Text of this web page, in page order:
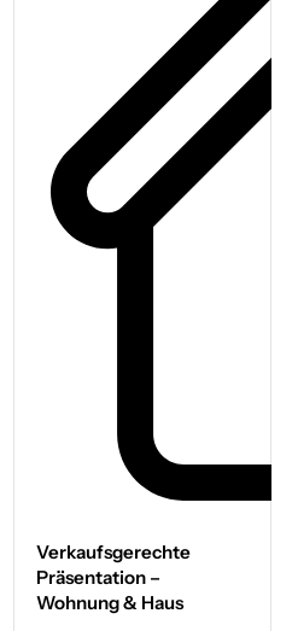
Verkaufs­gerechte
Präsentation –
Wohnung & Haus